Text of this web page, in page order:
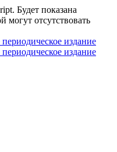
Будет показана
могут отсутствовать